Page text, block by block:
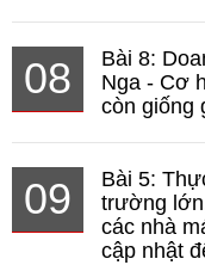
08
Bài 8:
Nga - Cơ
còn giống
09
Bài 5:
trường
các nhà
cập nhật